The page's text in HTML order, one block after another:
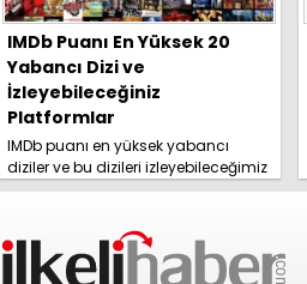
IMDb Puanı En Yüksek 20
Yabancı Dizi ve
İzleyebileceğiniz
Platformlar
IMDb puanı en yüksek yabancı
diziler ve bu dizileri izleyebileceğimiz
platformlar izleyici tarafından